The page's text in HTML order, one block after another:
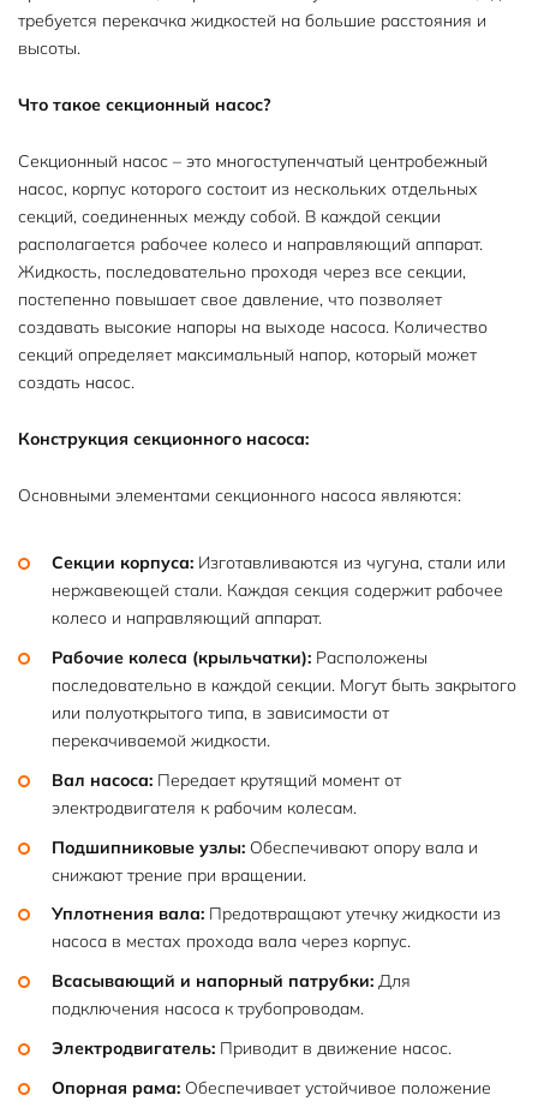
требуется перекачка жидкостей на большие расстояния и
высоты.
Что такое секционный насос?
Секционный насос – это многоступенчатый центробежный
насос, корпус которого состоит из нескольких отдельных
секций, соединенных между собой. В каждой секции
располагается рабочее колесо и направляющий аппарат.
Жидкость, последовательно проходя через все секции,
постепенно повышает свое давление, что позволяет
создавать высокие напоры на выходе насоса. Количество
секций определяет максимальный напор, который может
создать насос.
Конструкция секционного насоса:
Основными элементами секционного насоса являются:
Секции корпуса: Изготавливаются из чугуна, стали или
нержавеющей стали. Каждая секция содержит рабочее
колесо и направляющий аппарат.
Рабочие колеса (крыльчатки): Расположены
последовательно в каждой секции. Могут быть закрытого
или полуоткрытого типа, в зависимости от
перекачиваемой жидкости.
Вал насоса: Передает крутящий момент от
электродвигателя к рабочим колесам.
Подшипниковые узлы: Обеспечивают опору вала и
снижают трение при вращении.
Уплотнения вала: Предотвращают утечку жидкости из
насоса в местах прохода вала через корпус.
Всасывающий и напорный патрубки: Для
подключения насоса к трубопроводам.
Электродвигатель: Приводит в движение насос.
Опорная рама: Обеспечивает устойчивое положение